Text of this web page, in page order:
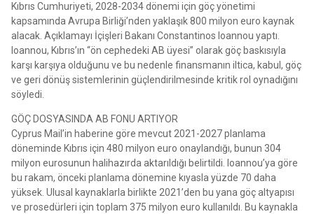
Kıbrıs Cumhuriyeti, 2028-2034 dönemi için göç yönetimi
kapsamında Avrupa Birliği’nden yaklaşık 800 milyon euro kaynak
alacak. Açıklamayı İçişleri Bakanı Constantinos Ioannou yaptı.
Ioannou, Kıbrıs’ın “ön cephedeki AB üyesi” olarak göç baskısıyla
karşı karşıya olduğunu ve bu nedenle finansmanın iltica, kabul, göç
ve geri dönüş sistemlerinin güçlendirilmesinde kritik rol oynadığını
söyledi.
GÖÇ DOSYASINDA AB FONU ARTIYOR
Cyprus Mail’in haberine göre mevcut 2021-2027 planlama
döneminde Kıbrıs için 480 milyon euro onaylandığı, bunun 304
milyon eurosunun halihazırda aktarıldığı belirtildi. Ioannou’ya göre
bu rakam, önceki planlama dönemine kıyasla yüzde 70 daha
yüksek. Ulusal kaynaklarla birlikte 2021’den bu yana göç altyapısı
ve prosedürleri için toplam 375 milyon euro kullanıldı. Bu kaynakla